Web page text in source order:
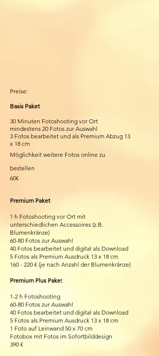
Preise:
Basis Paket
30 Minuten Fotoshooting vor Ort
mindestens 20 Fotos zur Auswahl
3 Fotos bearbeitet und als Premium Abzug 13
x 18 cm
Möglichkeit weitere Fotos online zu
bestellen
60€
Premium Paket
1 h Fotoshooting vor Ort mit
unterschiedlichen Accessoires (z.B.
Blumenkränze)
60-80 Fotos zur Auswahl
40 Fotos bearbeitet und digital als Download
5 Fotos als Premium Ausdruck 13 x 18 cm
160 - 220 € (je nach Anzahl der Blumenkränze)
Premium Plus Paket
1-2 h Fotoshooting
60-80 Fotos zur Auswahl
40 Fotos bearbeitet und digital als Download
5 Fotos als Premium Ausdruck 13 x 18 cm
1 Foto auf Leinwand 50 x 70 cm
Fotobox mit Fotos im Sofortbilddesign
390 €